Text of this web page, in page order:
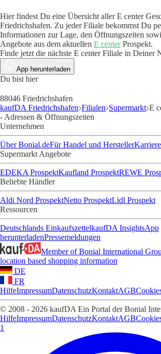
Hier findest Du eine Übersicht aller E center
Friedrichshafen. Zu jeder Filiale bekommst Du
Informationen zur Lage, den Öffnungszeiten
Angebote aus dem aktuellen E centerProspekt.
Finde jetzt die nächste E center Filiale in Deiner
App herunterladen
Du bist hier
88046 Friedrichshafen
kaufDA Friedrichshafen Filialen Supermarkt E
- Adressen & Öffnungszeiten
Unternehmen
Über Bonial.deFür Handel und HerstellerKarriere
Supermarkt Angebote
EDEKA ProspektKaufland ProspektREWE
Beliebte Händler
Aldi Nord ProspektNetto ProspektLidl Prospekt
Ressourcen
Deutschlands EinkaufszettelkaufDA InsightsApp
herunterladenPressemeldungen
Member of Bonial International
location based shopping information
DE
FR
HilfeImpressumDatenschutzKontaktAGB
© 2008 - 2026 kaufDA Ein Portal der Bonial
HilfeImpressumDatenschutzKontaktAGB
1